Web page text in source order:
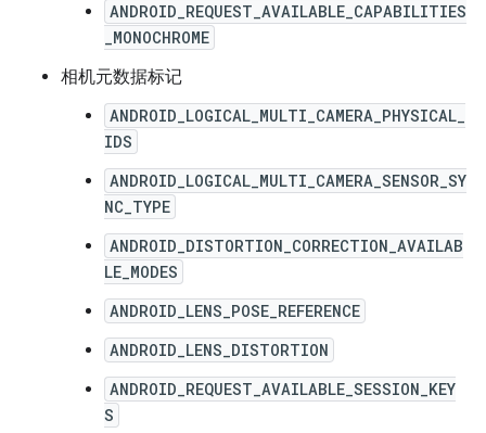
ANDROID_REQUEST_AVAILABLE_CAPABILITIES
_MONOCHROME
相机元数据标记
ANDROID_LOGICAL_MULTI_CAMERA_PHYSICAL_
IDS
ANDROID_LOGICAL_MULTI_CAMERA_SENSOR_SY
NC_TYPE
ANDROID_DISTORTION_CORRECTION_AVAILAB
LE_MODES
ANDROID_LENS_POSE_REFERENCE
ANDROID_LENS_DISTORTION
ANDROID_REQUEST_AVAILABLE_SESSION_KEY
S